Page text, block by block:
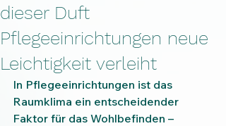
dieser Duft
Pflegeeinrichtungen neue
Leichtigkeit verleiht
In Pflegeeinrichtungen ist das
Raumklima ein entscheidender
Faktor für das Wohlbefinden –